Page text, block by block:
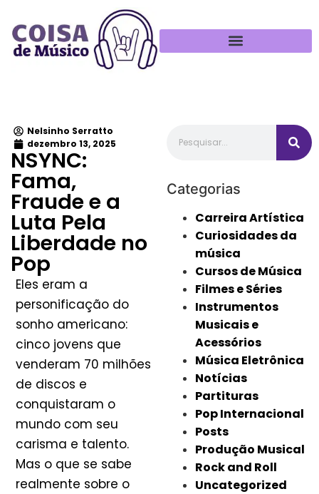
Nelsinho Serratto
dezembro 13, 2025
NSYNC:
Fama,
Fraude e a
Luta Pela
Liberdade no
Pop
Eles eram a
personificação do
sonho americano:
cinco jovens que
venderam 70 milhões
de discos e
conquistaram o
mundo com seu
carisma e talento.
Mas o que se sabe
realmente sobre o
Categorias
Carreira Artística
Curiosidades da
música
Cursos de Música
Filmes e Séries
Instrumentos
Musicais e
Acessórios
Música Eletrônica
Notícias
Partituras
Pop Internacional
Posts
Produção Musical
Rock and Roll
Uncategorized